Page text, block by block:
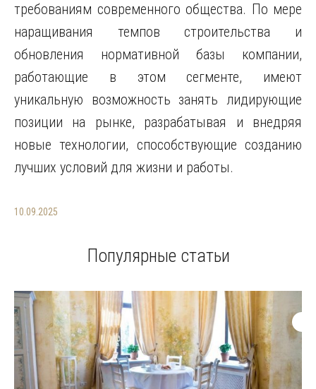
требованиям современного общества. По мере
наращивания темпов строительства и
обновления нормативной базы компании,
работающие в этом сегменте, имеют
уникальную возможность занять лидирующие
позиции на рынке, разрабатывая и внедряя
новые технологии, способствующие созданию
лучших условий для жизни и работы.
10.09.2025
Популярные статьи